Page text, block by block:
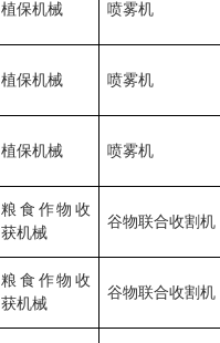
植保机械 喷雾机
植保机械 喷雾机
植保机械 喷雾机
粮食作物收
获机械
谷物联合收割机
粮食作物收
获机械
谷物联合收割机